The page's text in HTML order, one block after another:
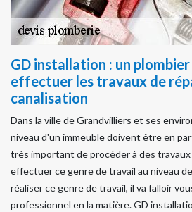
GD installation : un
effectuer les travaux de
canalisation
Dans la ville de Grandvilliers et ses
niveau d'un immeuble doivent être en
très important de procéder à des
effectuer ce genre de travail au niveau
réaliser ce genre de travail, il va falloir
professionnel en la matière. GD